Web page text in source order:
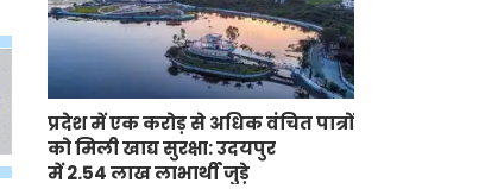
प्रदेश में एक करोड़ से अधिक वंचित पात्रों
को मिली खाद्य सुरक्षा: उदयपुर
में 2.54 लाख लाभार्थी जुड़े